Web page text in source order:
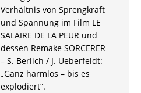
Verhältnis von Sprengkraft
und Spannung im Film LE
SALAIRE DE LA PEUR und
dessen Remake SORCERER
– S. Berlich / J. Ueberfeldt:
„Ganz harmlos – bis es
explodiert“.